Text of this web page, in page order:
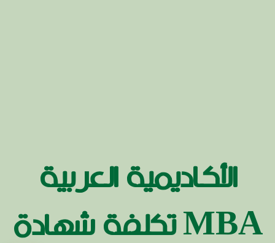
الأكاديمية العربية
MBA تكلفة شهادة